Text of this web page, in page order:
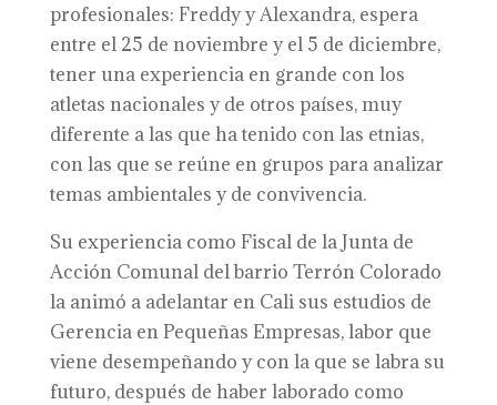
profesionales: Freddy y Alexandra, espera
entre el 25 de noviembre y el 5 de diciembre,
tener una experiencia en grande con los
atletas nacionales y de otros países, muy
diferente a las que ha tenido con las etnias,
con las que se reúne en grupos para analizar
temas ambientales y de convivencia.
Su experiencia como Fiscal de la Junta de
Acción Comunal del barrio Terrón Colorado
la animó a adelantar en Cali sus estudios de
Gerencia en Pequeñas Empresas, labor que
viene desempeñando y con la que se labra su
futuro, después de haber laborado como